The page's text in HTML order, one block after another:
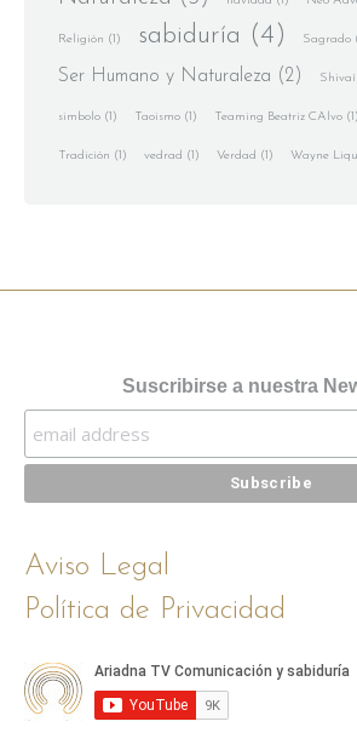
Religión (1) sabiduría (4) Sagrado
Ser Humano y Naturaleza (2)
simbolo (1) Taoismo (1) Teaming Beatriz CAlvo (1)
Tradición (1) vedrad (1) Verdad (1) Wayne
Suscribirse a nuestra
Aviso Legal
Política de Privacidad